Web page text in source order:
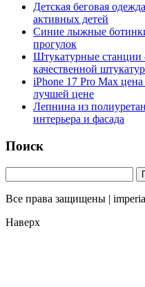
Детская беговая
активных детей
Синие лыжные
прогулок
Штукатурные станции
качественной
iPhone 17 Pro Max
лучшей цене
Лепнина из
интерьера и фасада
Поиск
Все права защищены |
Наверх